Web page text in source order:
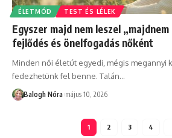
ÉLETMÓD TEST ÉS LÉLEK
Egyszer majd nem leszel
fejlődés és önelfogadás nőként
Minden női életút egyedi, mégis megannyi
fedezhetünk fel benne. Talán…
Balogh Nóra május 10, 2026
1 2 3 4